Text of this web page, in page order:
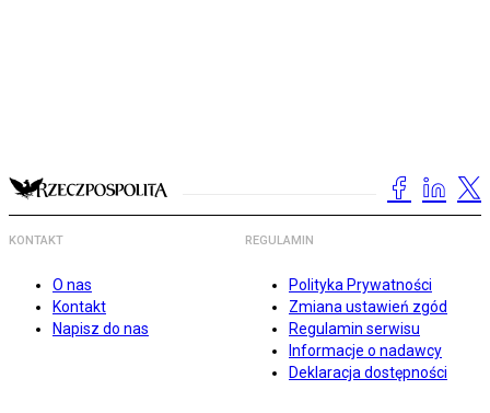
KONTAKT
O nas
Kontakt
Napisz do nas
REGULAMIN
Polityka Prywatności
Zmiana ustawień zgód
Regulamin serwisu
Informacje o nadawcy
Deklaracja dostępności